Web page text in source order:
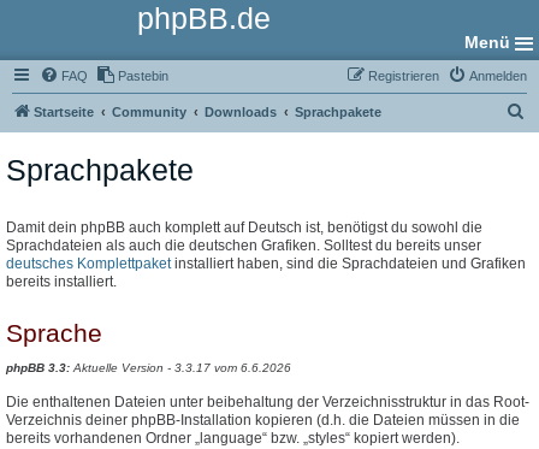
phpBB.de
Menü
FAQ Pastebin Anmelden
Registrieren
Startseite Community Downloads Sprachpakete
Sprachpakete
Damit dein phpBB auch komplett auf Deutsch ist, benötigst du sowohl die
Sprachdateien als auch die deutschen Grafiken. Solltest du bereits unser
deutsches Komplettpaketinstalliert haben, sind die Sprachdateien und Grafiken
bereits installiert.
Sprache
phpBB 3.3:Aktuelle Version - 3.3.17 vom 6.6.2026
Die enthaltenen Dateien unter beibehaltung der Verzeichnisstruktur in das Root-
Verzeichnis deiner phpBB-Installation kopieren (d.h. die Dateien müssen in die
bereits vorhandenen Ordner „language“ bzw. „styles“ kopiert werden).